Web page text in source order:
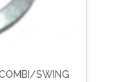
SWING